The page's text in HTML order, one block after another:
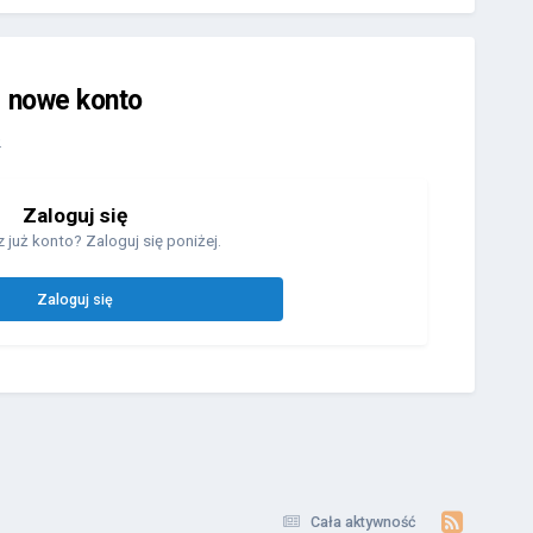
konto
Zaloguj się
już konto? Zaloguj się poniżej.
Zaloguj się
Cała aktywność